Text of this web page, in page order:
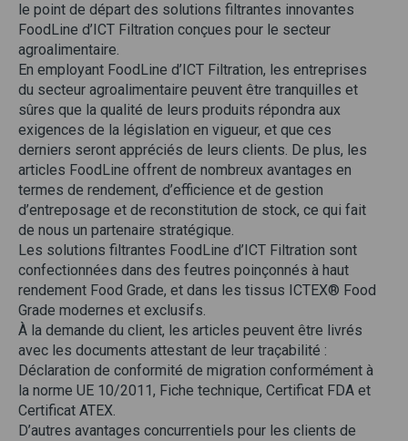
le point de départ des solutions filtrantes innovantes
FoodLine d’ICT Filtration conçues pour le secteur
agroalimentaire.
En employant FoodLine d’ICT Filtration, les entreprises
du secteur agroalimentaire peuvent être tranquilles et
sûres que la qualité de leurs produits répondra aux
exigences de la législation en vigueur, et que ces
derniers seront appréciés de leurs clients. De plus, les
articles FoodLine offrent de nombreux avantages en
termes de rendement, d’efficience et de gestion
d’entreposage et de reconstitution de stock, ce qui fait
de nous un partenaire stratégique.
Les solutions filtrantes FoodLine d’ICT Filtration sont
confectionnées dans des feutres poinçonnés à haut
rendement Food Grade, et dans les tissus ICTEX® Food
Grade modernes et exclusifs.
À la demande du client, les articles peuvent être livrés
avec les documents attestant de leur traçabilité :
Déclaration de conformité de migration conformément à
la norme UE 10/2011, Fiche technique, Certificat FDA et
Certificat ATEX.
D’autres avantages concurrentiels pour les clients de